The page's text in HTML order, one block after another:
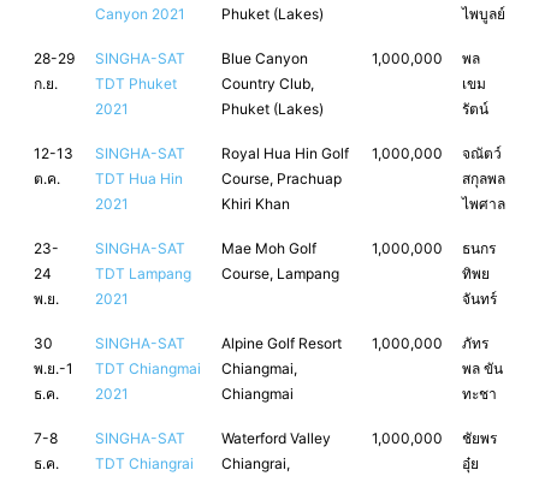
Canyon 2021
Phuket (Lakes)
ไพบูลย์
28-29
ก.ย.
SINGHA-SAT
TDT Phuket
2021
Blue Canyon
Country Club,
Phuket (Lakes)
1,000,000
พล
เขม
รัตน์
12-13
ต.ค.
SINGHA-SAT
TDT Hua Hin
2021
Royal Hua Hin Golf
Course, Prachuap
Khiri Khan
1,000,000
จณัตว์
สกุลพล
ไพศาล
23-
24
พ.ย.
SINGHA-SAT
TDT Lampang
2021
Mae Moh Golf
Course, Lampang
1,000,000
ธนกร
ทิพย
จันทร์
30
พ.ย.-1
ธ.ค.
SINGHA-SAT
TDT Chiangmai
2021
Alpine Golf Resort
Chiangmai,
Chiangmai
1,000,000
ภัทร
พล ขัน
ทะชา
7-8
ธ.ค.
SINGHA-SAT
TDT Chiangrai
Waterford Valley
Chiangrai,
1,000,000
ชัยพร
อุ๋ย